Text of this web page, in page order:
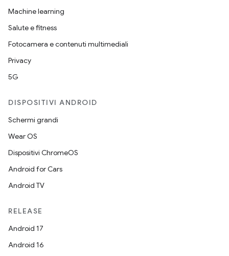
Machine learning
Salute e fitness
Fotocamera e contenuti multimediali
Privacy
5G
DISPOSITIVI ANDROID
Schermi grandi
Wear OS
Dispositivi ChromeOS
Android for Cars
Android TV
RELEASE
Android 17
Android 16